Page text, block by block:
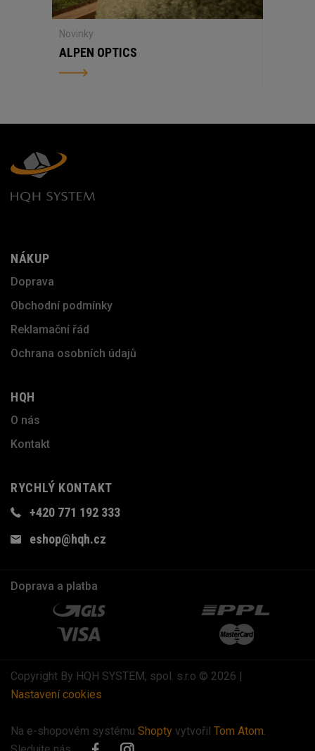
Novinky
ALPEN OPTICS
NÁKUP
Doprava
Obchodní podmínky
Reklamační řád
Ochrana osobních údajů
HQH
O nás
Kontakt
RYCHLÝ KONTAKT
+420 771 192 333
eshop@hqh.cz
Doprava a platba
Copyright By HQH SYSTEM, spol. s.r.o © 2026 |
Nastavení cookies
Na e-shopovém systému Shopty vytvořil Tom Atom.